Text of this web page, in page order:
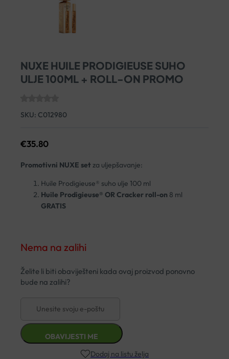
NUXE HUILE PRODIGIEUSE SUHO
ULJE 100ML + ROLL-ON PROMO
SKU: C012980
€35.80
Promotivni NUXE set za uljepšavanje:
Huile Prodigieuse® suho ulje 100 ml
Huile Prodigieuse® OR Cracker roll-on 8 ml
GRATIS
Nema na zalihi
Dodaj na listu želja